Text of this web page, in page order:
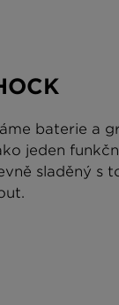
baterie a
jeden
sladěný s